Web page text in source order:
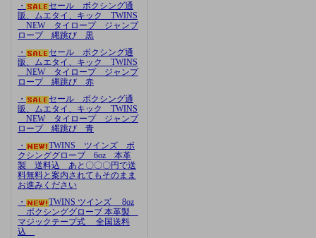
・
セール ボクシング通
販、ムエタイ、キック TWINS
NEW タイロープ ジャンプ
ロープ 縄跳び 黒
・
セール ボクシング通
販、ムエタイ、キック TWINS
NEW タイロープ ジャンプ
ロープ 縄跳び 赤
・
セール ボクシング通
販、ムエタイ、キック TWINS
NEW タイロープ ジャンプ
ロープ 縄跳び 青
・
TWINS ツインズ ボ
クシンググローブ 6oz 本革
製 送料込 あと〇〇〇円で送
料無料と案内されてもそのまま
お進みください
・
TWINS ツインズ 8oz
ボクシンググローブ 本革製
マジックテープ式 全国送料
込